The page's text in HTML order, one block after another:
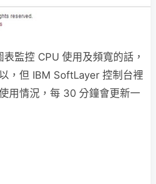
監控 CPU 使用及頻寬的話，
，但 IBM SoftLayer 控制台裡
用情況，每 30 分鐘會更新一